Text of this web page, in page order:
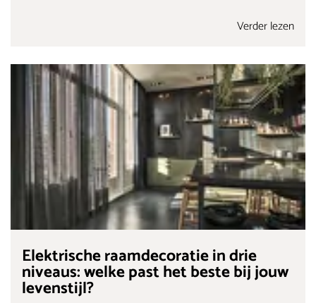
Verder lezen
Elektrische raamdecoratie in drie
niveaus: welke past het beste bij jouw
levenstijl?